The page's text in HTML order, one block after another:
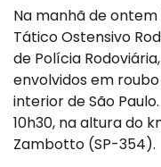
Na manhã de
Tático Ostensivo
de Polícia
envolvidos em
interior de São
10h30, na altura do
Zambotto (SP-354).